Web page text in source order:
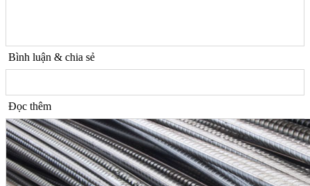
Bình luận & chia sẻ
Đọc thêm